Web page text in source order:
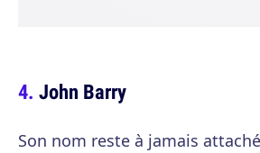
John Barry
Son nom reste à jamais